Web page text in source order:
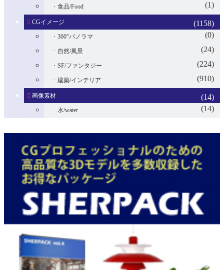
食品/Food (1)
CGイメージ (1158)
360°パノラマ (0)
自然/風景 (24)
SF/ファンタジー (224)
建築/インテリア (910)
画像素材 (14)
水/water (14)